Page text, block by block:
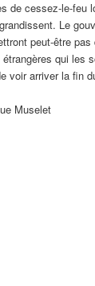
de cessez-le-feu
Le
peut-être pas
qui les
voir arriver la fin
Muselet